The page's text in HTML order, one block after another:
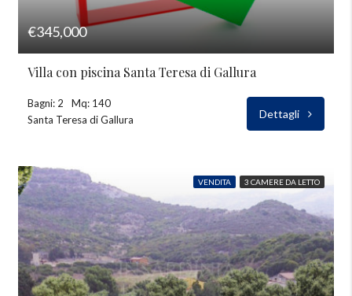
€345,000
Villa con piscina Santa Teresa di Gallura
Bagni: 2
Mq: 140
Santa Teresa di Gallura
Dettagli
VENDITA 3 CAMERE DA LETTO